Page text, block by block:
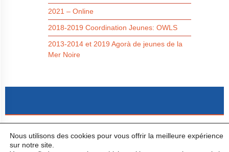
2021 – Online
2018-2019 Coordination Jeunes: OWLS
2013-2014 et 2019 Agorà de jeunes de la
Mer Noire
Conciliazione, 1 00193 - Roma e-mail: info@catholicactionforum.org tel. 0039 06 661321
- Tutti i diritti riservati.
Nous utilisons des cookies pour vous offrir la meilleure expérience
sur notre site.